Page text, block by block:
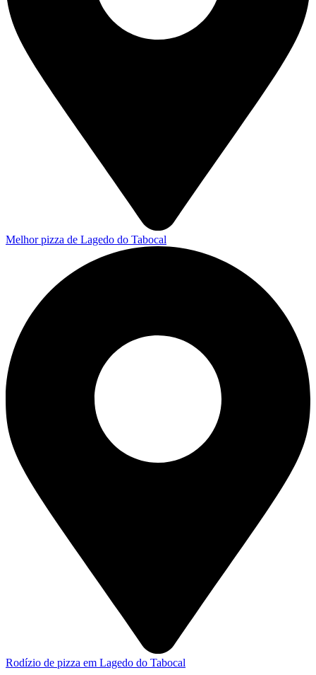
Melhor pizza de Lagedo do Tabocal
Rodízio de pizza em Lagedo do Tabocal